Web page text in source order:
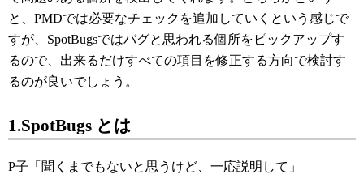
と、PMDでは必要なチェックを追加していくという感じで
すが、SpotBugsではバグと思われる個所をピックアップす
るので、出来るだけすべての項目を修正する方向で検討す
るのが良いでしょう。
1.SpotBugs とは
P子「聞くまでもないと思うけど、一応説明して」